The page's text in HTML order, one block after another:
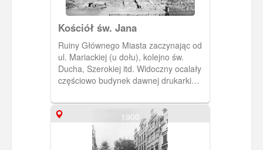
Kościół św. Jana
Ruiny Głównego Miasta zaczynając od
ul. Mariackiej (u dołu), kolejno św.
Ducha, Szerokiej itd. Widoczny ocalały
częściowo budynek dawnej drukarki
głębi zabudowa Osieka.
1900